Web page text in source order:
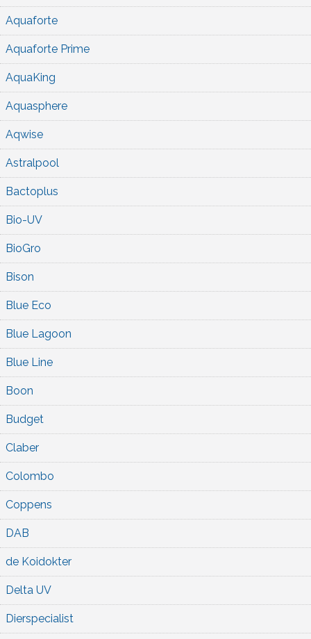
Aquaforte
Aquaforte Prime
AquaKing
Aquasphere
Aqwise
Astralpool
Bactoplus
Bio-UV
BioGro
Bison
Blue Eco
Blue Lagoon
Blue Line
Boon
Budget
Claber
Colombo
Coppens
DAB
de Koidokter
Delta UV
Dierspecialist